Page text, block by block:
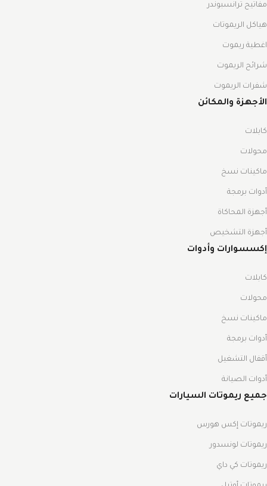
مفاتيح ترانسبوندر
هياكل الريموتات
اغطية ريموت
شرائح الريموت
شفرات الريموت
الأجهزة والمكائن
كابلات
محولات
ماكينات نسخ
أدوات برمجة
أجهزة المحاكاة
أجهزة التشخيص
إكسسوارات وأدوات
كابلات
محولات
ماكينات نسخ
أدوات برمجة
أقفال التشغيل
أدوات الصيانة
جميع ريموتات السيارات
ريموتات إكس هورس
ريموتات لونسدور
ريموتات كي داي